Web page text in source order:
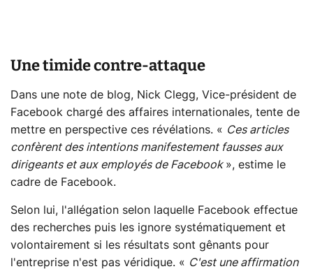
Une timide contre-attaque
Dans une note de blog, Nick Clegg, Vice-président de
Facebook chargé des affaires internationales, tente de
mettre en perspective ces révélations. « Ces articles
confèrent des intentions manifestement fausses aux
dirigeants et aux employés de Facebook », estime le
cadre de Facebook.
Selon lui, l'allégation selon laquelle Facebook effectue
des recherches puis les ignore systématiquement et
volontairement si les résultats sont gênants pour
l'entreprise n'est pas véridique. « C'est une affirmation